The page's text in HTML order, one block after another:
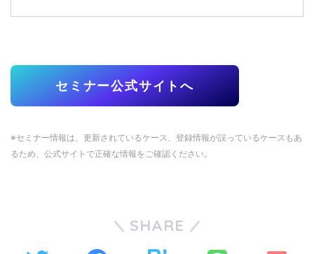
セミナー公式サイトへ
※セミナー情報は、更新されているケース、登録情報が誤っているケースもあ
るため、公式サイトで正確な情報をご確認ください。
SHARE